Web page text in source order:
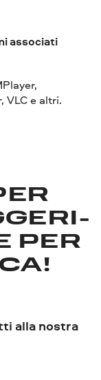
associati
VLC e altri.
PER
alla nostra